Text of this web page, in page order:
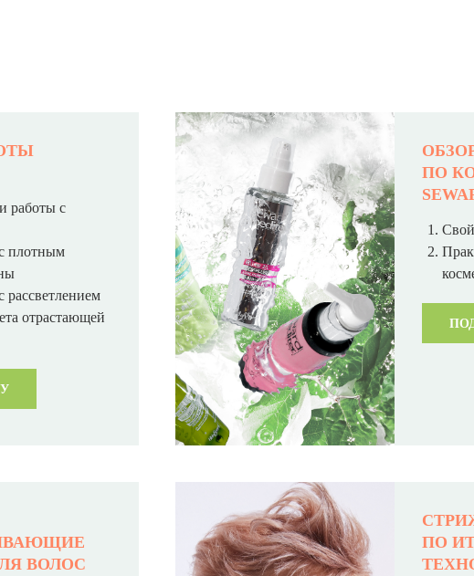
работы с
плотным
рассветлением
отрастающей
ПО
ВОЛОС
ПО